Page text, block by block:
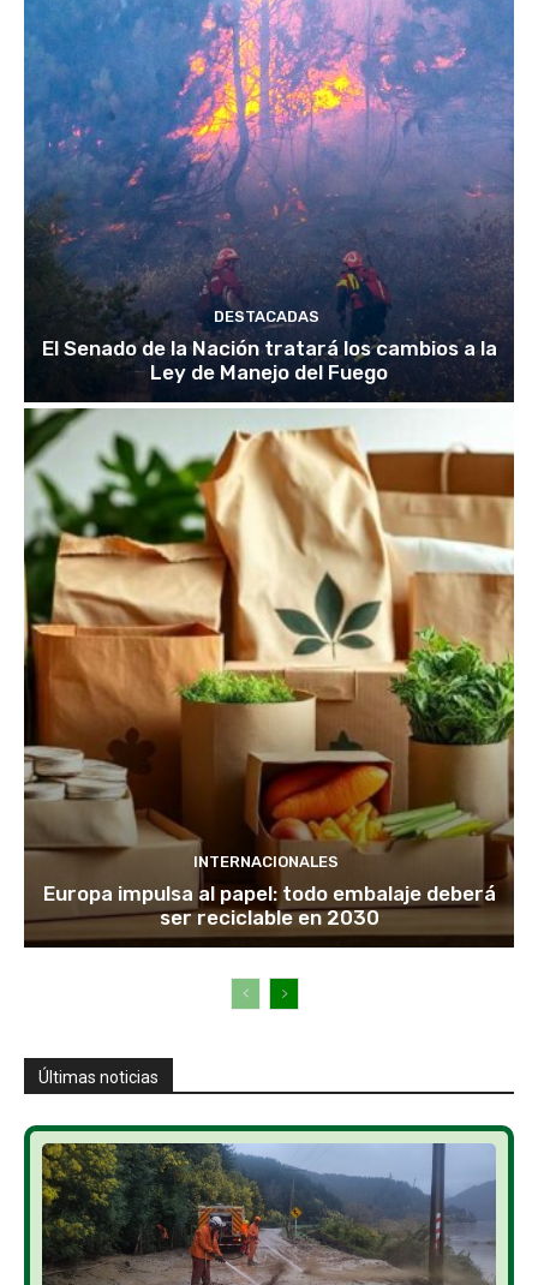
DESTACADAS
El Senado de la Nación tratará los cambios a la
Ley de Manejo del Fuego
INTERNACIONALES
Europa impulsa al papel: todo embalaje deberá
ser reciclable en 2030
Últimas noticias